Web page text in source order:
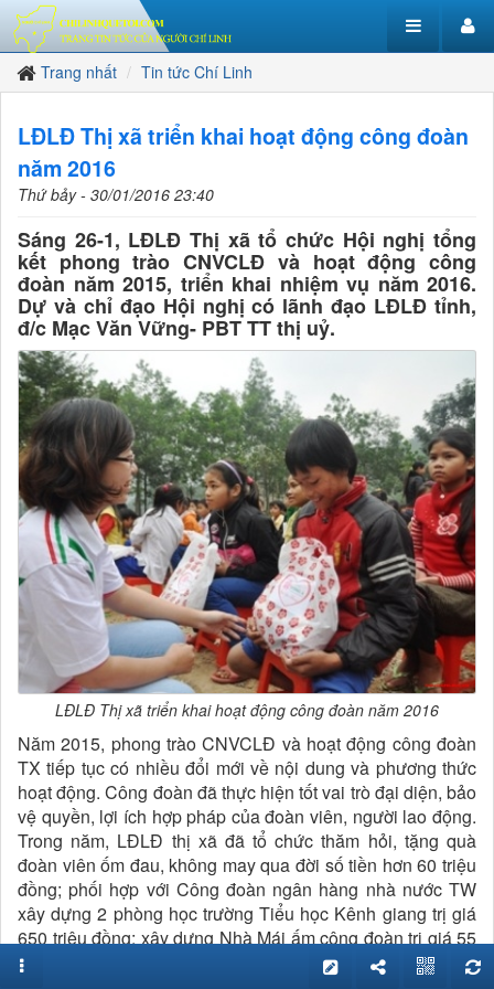
Trang nhất Tin tức Chí Linh
LĐLĐ Thị xã triển khai hoạt động công đoàn
năm 2016
Thứ bảy - 30/01/2016 23:40
Sáng 26-1, LĐLĐ Thị xã tổ chức Hội nghị tổng
kết phong trào CNVCLĐ và hoạt động công
đoàn năm 2015, triển khai nhiệm vụ năm 2016.
Dự và chỉ đạo Hội nghị có lãnh đạo LĐLĐ tỉnh,
đ/c Mạc Văn Vững- PBT TT thị uỷ.
LĐLĐ Thị xã triển khai hoạt động công đoàn năm 2016
Năm 2015, phong trào CNVCLĐ và hoạt động công đoàn
TX tiếp tục có nhiều đổi mới về nội dung và phương thức
hoạt động. Công đoàn đã thực hiện tốt vai trò đại diện, bảo
vệ quyền, lợi ích hợp pháp của đoàn viên, người lao động.
Trong năm, LĐLĐ thị xã đã tổ chức thăm hỏi, tặng quà
đoàn viên ốm đau, không may qua đời số tiền hơn 60 triệu
đồng; phối hợp với Công đoàn ngân hàng nhà nước TW
xây dựng 2 phòng học trường Tiểu học Kênh giang trị giá
650 triệu đồng; xây dựng Nhà Mái ấm công đoàn trị giá 55
triệu đồng. Công tác tuyên truyền giáo dục, nâng cao hiểu